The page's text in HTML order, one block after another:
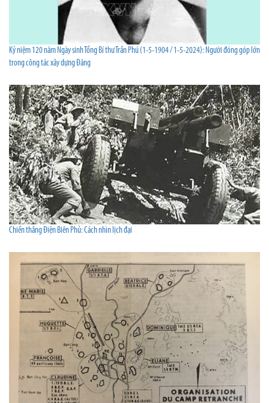
Kỷ niệm 120 năm Ngày sinh Tổng Bí thư Trần Phú (1-5-1904 / 1-5-2024): Người đóng góp lớn
trong công tác xây dựng Đảng
Chiến thắng Điện Biên Phủ: Cách nhìn lịch đại